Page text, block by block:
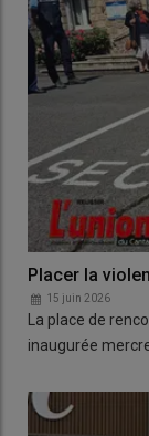
Placer la
15 juin 2026
La place de
inaugurée